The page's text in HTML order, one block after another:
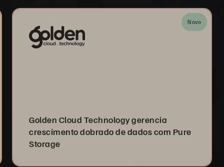
Novo
Golden Cloud Technology gerencia
crescimento dobrado de dados com Pure
Storage